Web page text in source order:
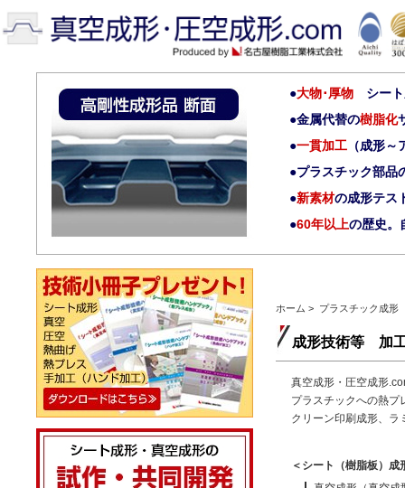
大物･厚物 シート
金属代替の樹脂化
一貫加工 （成形
プラスチック部品
新素材の成形テス
60年以上の歴史。
ホーム > プラスチック成形
成形技術等 加
真空成形・圧空成形
プラスチックへの熱プ
クリーン印刷成形、ラ
＜シート（樹脂板）成